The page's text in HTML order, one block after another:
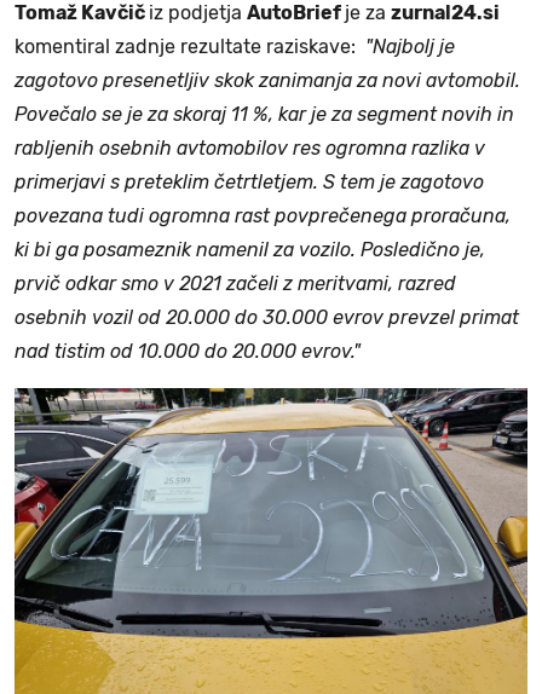
Tomaž Kavčič iz podjetja AutoBrief je za zurnal24.si
komentiral zadnje rezultate raziskave: "Najbolj je
zagotovo presenetljiv skok zanimanja za novi avtomobil.
Povečalo se je za skoraj 11 %, kar je za segment novih in
rabljenih osebnih avtomobilov res ogromna razlika v
primerjavi s preteklim četrtletjem. S tem je zagotovo
povezana tudi ogromna rast povprečenega proračuna,
ki bi ga posameznik namenil za vozilo. Posledično je,
prvič odkar smo v 2021 začeli z meritvami, razred
osebnih vozil od 20.000 do 30.000 evrov prevzel primat
nad tistim od 10.000 do 20.000 evrov."